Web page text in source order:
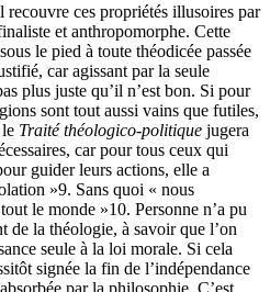
ces propriétés illusoires par
et anthropomorphe. Cette
le pied à toute théodicée passée
car agissant par la seule
plus juste qu’il n’est bon. Si pour
sont tout aussi vains que futiles,
Traité théologico-politique jugera
car pour tous ceux qui
guider leurs actions, elle a
»9. Sans quoi « nous
le monde »10. Personne n’a pu
de la théologie, à savoir que l’on
seule à la loi morale. Si cela
signée la fin de l’indépendance
par la philosophie. C’est